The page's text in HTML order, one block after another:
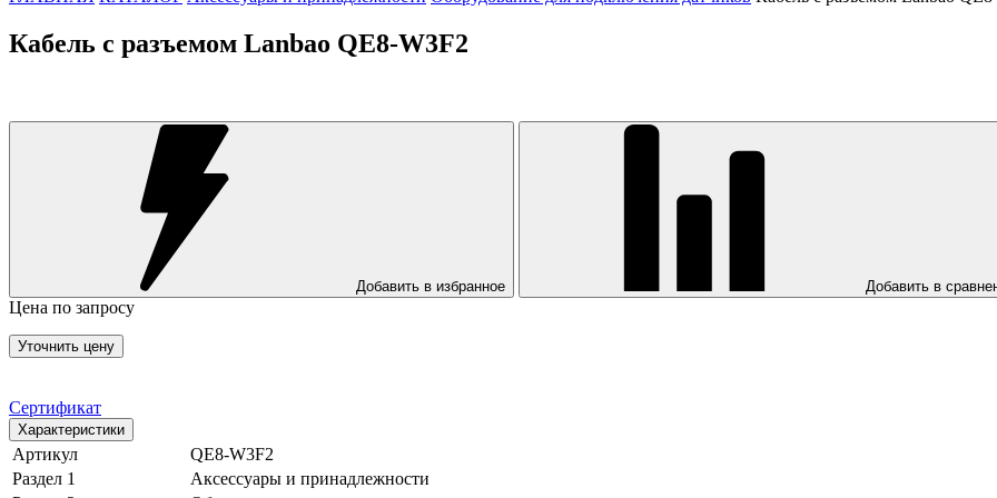
Кабель с разъемом Lanbao QE8-W3F2
Добавить в избранное Добавить в
Цена по запросу
Уточнить цену
Сертификат
Характеристики
Артикул
QE8-W3F2
Раздел 1
Аксессуары и принадлежности